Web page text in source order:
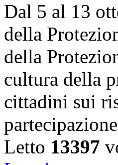
Dal 5 al 13
della
della
cultura della
cittadini sui
Letto 13397